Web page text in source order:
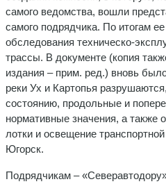
самого ведомства, вошли
самого подрядчика. По итогам
обследования техническо-
трассы. В документе (копия
издания – прим. ред.) вновь
реки Ух и Картопья
состоянию, продольные и
нормативные значения, а также
лотки и освещение
Югорск.
Подрядчикам –